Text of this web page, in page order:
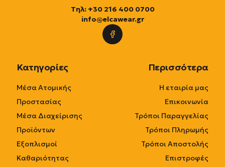
Τηλ: +30 216 400 0700
info@elcawear.gr
Κατηγορίες
Μέσα Ατομικής
Προστασίας
Μέσα Διαχείρισης
Προϊόντων
Εξοπλισμοί
Καθαριότητας
Περισσότερα
Η εταιρία μας
Επικοινωνία
Τρόποι Παραγγελίας
Τρόποι Πληρωμής
Τρόποι Αποστολής
Επιστροφές